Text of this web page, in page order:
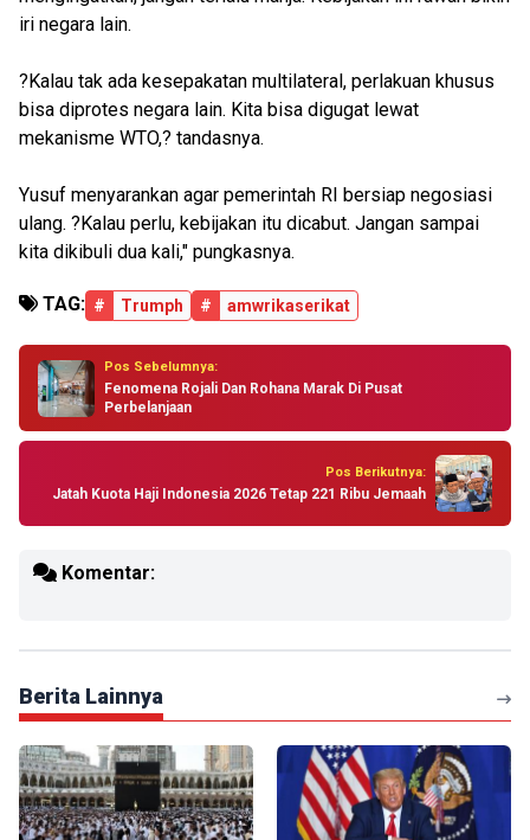
iri negara lain.
?Kalau tak ada kesepakatan multilateral, perlakuan khusus
bisa diprotes negara lain. Kita bisa digugat lewat
mekanisme WTO,? tandasnya.
Yusuf menyarankan agar pemerintah RI bersiap negosiasi
ulang. ?Kalau perlu, kebijakan itu dicabut. Jangan sampai
kita dikibuli dua kali," pungkasnya.
TAG: # Trumph # amwrikaserikat
Pos Sebelumnya:
Fenomena Rojali Dan Rohana Marak Di Pusat
Perbelanjaan
Pos Berikutnya:
Jatah Kuota Haji Indonesia 2026 Tetap 221 Ribu Jemaah
Komentar:
Berita Lainnya